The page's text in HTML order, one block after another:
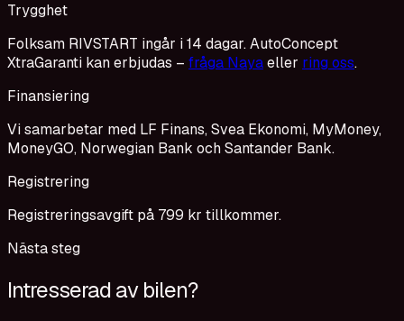
Trygghet
Folksam RIVSTART ingår i 14 dagar. AutoConcept
XtraGaranti kan erbjudas – fråga Nayaeller ring oss.
Finansiering
Vi samarbetar med LF Finans, Svea Ekonomi, MyMoney,
MoneyGO, Norwegian Bank och Santander Bank.
Registrering
Registreringsavgift på 799 kr tillkommer.
Nästa steg
Intresserad av bilen?